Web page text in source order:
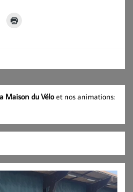
Maison du Véloet nos animations: